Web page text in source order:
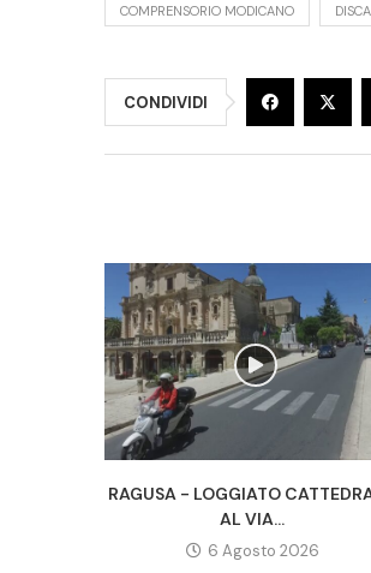
COMPRENSORIO MODICANO
CONDIVIDI
RAGUSA - LOGGIATO
AL VIA...
6 Agosto 2026